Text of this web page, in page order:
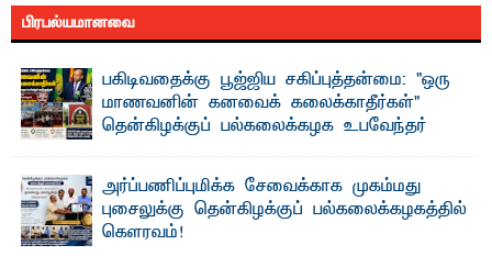
பிரபல்யமானவை
பகிடிவதைக்கு பூஜ்ஜிய சகிப்புத்தன்மை: "ஒரு
மாணவனின் கனவைக் கலைக்காதீர்கள்" –
தென்கிழக்குப் பல்கலைக்கழக உபவேந்தர்
"ஒ ரு மாணவனின் அல்லது மாணவியின் கனவு என்னால்
கலைக்கப்படாது" என்ற உறுதியை ஒவ்வொரு மாணவரும் ...
அர்ப்பணிப்புமிக்க சேவைக்காக முகம்மது
புசைலுக்கு தென்கிழக்குப் பல்கலைக்கழகத்தில்
கௌரவம்!